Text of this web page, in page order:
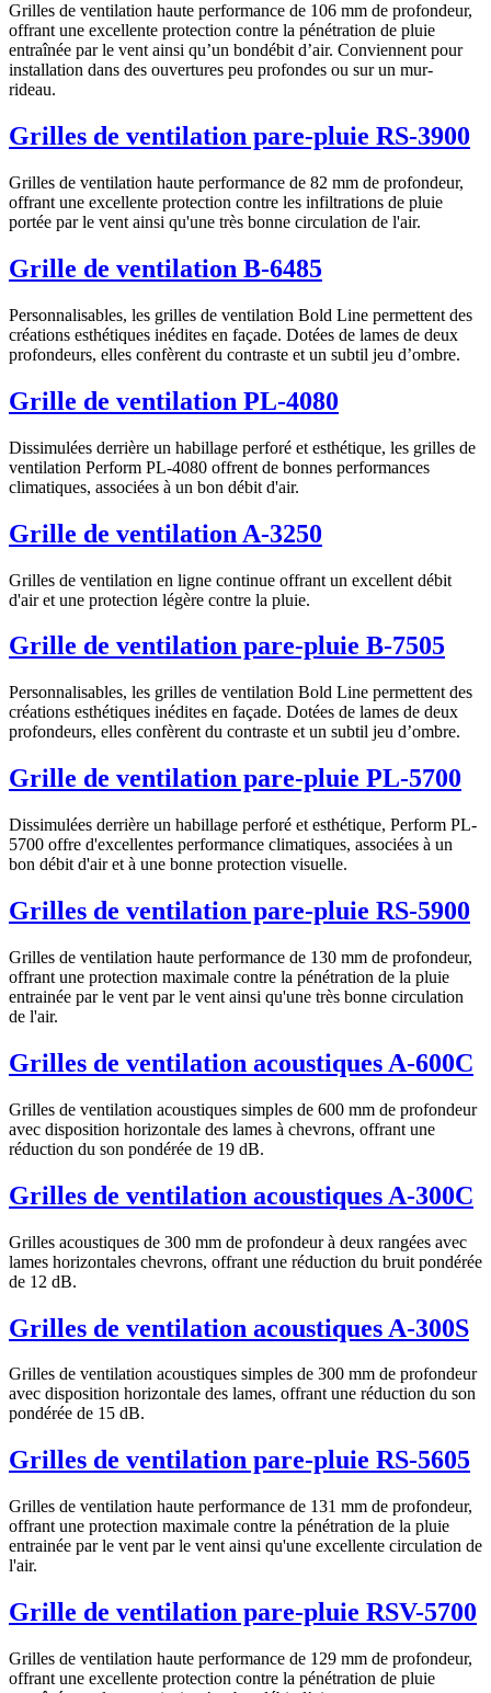
Grilles de ventilation haute performance de 106 mm de profondeur,
offrant une excellente protection contre la pénétration de pluie
entraînée par le vent ainsi qu’un bondébit d’air. Conviennent pour
installation dans des ouvertures peu profondes ou sur un mur-
rideau.
Grilles de ventilation pare-pluie RS-3900
Grilles de ventilation haute performance de 82 mm de profondeur,
offrant une excellente protection contre les infiltrations de pluie
portée par le vent ainsi qu'une très bonne circulation de l'air.
Grille de ventilation B-6485
Personnalisables, les grilles de ventilation Bold Line permettent des
créations esthétiques inédites en façade. Dotées de lames de deux
profondeurs, elles confèrent du contraste et un subtil jeu d’ombre.
Grille de ventilation PL-4080
Dissimulées derrière un habillage perforé et esthétique, les grilles de
ventilation Perform PL-4080 offrent de bonnes performances
climatiques, associées à un bon débit d'air.
Grille de ventilation A-3250
Grilles de ventilation en ligne continue offrant un excellent débit
d'air et une protection légère contre la pluie.
Grille de ventilation pare-pluie B-7505
Personnalisables, les grilles de ventilation Bold Line permettent des
créations esthétiques inédites en façade. Dotées de lames de deux
profondeurs, elles confèrent du contraste et un subtil jeu d’ombre.
Grille de ventilation pare-pluie PL-5700
Dissimulées derrière un habillage perforé et esthétique, Perform PL-
5700 offre d'excellentes performance climatiques, associées à un
bon débit d'air et à une bonne protection visuelle.
Grilles de ventilation pare-pluie RS-5900
Grilles de ventilation haute performance de 130 mm de profondeur,
offrant une protection maximale contre la pénétration de la pluie
entrainée par le vent par le vent ainsi qu'une très bonne circulation
de l'air.
Grilles de ventilation acoustiques A-600C
Grilles de ventilation acoustiques simples de 600 mm de profondeur
avec disposition horizontale des lames à chevrons, offrant une
réduction du son pondérée de 19 dB.
Grilles de ventilation acoustiques A-300C
Grilles acoustiques de 300 mm de profondeur à deux rangées avec
lames horizontales chevrons, offrant une réduction du bruit pondérée
de 12 dB.
Grilles de ventilation acoustiques A-300S
Grilles de ventilation acoustiques simples de 300 mm de profondeur
avec disposition horizontale des lames, offrant une réduction du son
pondérée de 15 dB.
Grilles de ventilation pare-pluie RS-5605
Grilles de ventilation haute performance de 131 mm de profondeur,
offrant une protection maximale contre la pénétration de la pluie
entrainée par le vent par le vent ainsi qu'une excellente circulation de
l'air.
Grille de ventilation pare-pluie RSV-5700
Grilles de ventilation haute performance de 129 mm de profondeur,
offrant une excellente protection contre la pénétration de pluie